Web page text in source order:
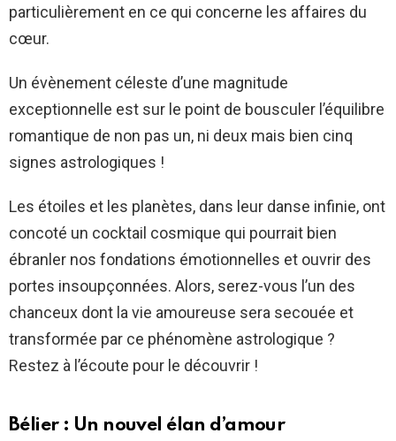
particulièrement en ce qui concerne les affaires du
cœur.
Un évènement céleste d’une magnitude
exceptionnelle est sur le point de bousculer l’équilibre
romantique de non pas un, ni deux mais bien cinq
signes astrologiques !
Les étoiles et les planètes, dans leur danse infinie, ont
concoté un cocktail cosmique qui pourrait bien
ébranler nos fondations émotionnelles et ouvrir des
portes insoupçonnées. Alors, serez-vous l’un des
chanceux dont la vie amoureuse sera secouée et
transformée par ce phénomène astrologique ?
Restez à l’écoute pour le découvrir !
Bélier : Un nouvel élan d’amour